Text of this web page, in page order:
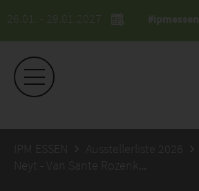
26.01. - 29.01.2027 #ipmessen
IPM ESSEN
Ausstellerliste 2026
Neyt - Van Sante Rozenkwekerij